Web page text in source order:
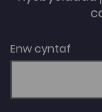
Enw cyntaf